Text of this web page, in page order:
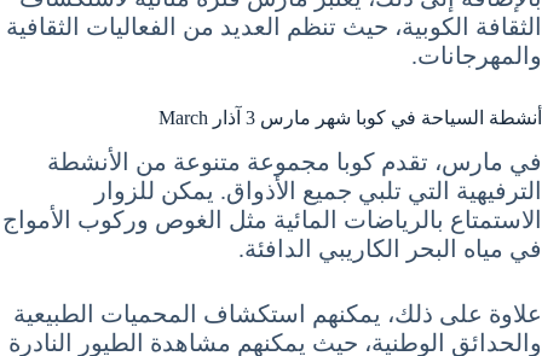
الثقافة الكوبية، حيث تنظم العديد من الفعاليات الثقافية
والمهرجانات.
أنشطة السياحة في كوبا شهر مارس 3 آذار March
في مارس، تقدم كوبا مجموعة متنوعة من الأنشطة
الترفيهية التي تلبي جميع الأذواق. يمكن للزوار
الاستمتاع بالرياضات المائية مثل الغوص وركوب الأمواج
في مياه البحر الكاريبي الدافئة.
علاوة على ذلك، يمكنهم استكشاف المحميات الطبيعية
والحدائق الوطنية، حيث يمكنهم مشاهدة الطيور النادرة